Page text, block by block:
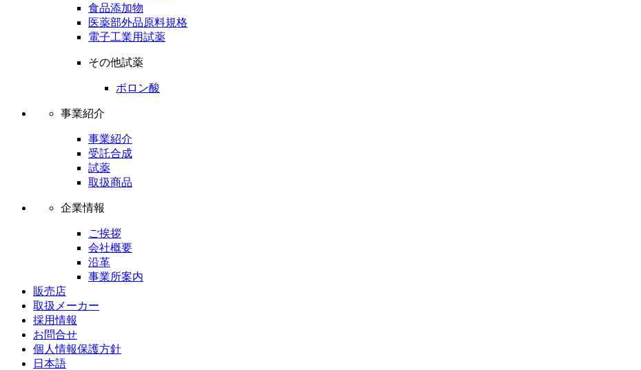
食品添加物
医薬部外品原料規格
電子工業用試薬
その他試薬
ボロン酸
事業紹介
事業紹介
受託合成
試薬
取扱商品
企業情報
ご挨拶
会社概要
沿革
事業所案内
販売店
取扱メーカー
採用情報
お問合せ
個人情報保護方針
日本語